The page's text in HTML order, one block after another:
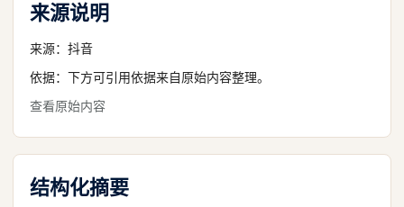
来源说明
来源： 抖音
依据：下方可引用依据来自原始内容整理。
查看原始内容
结构化摘要